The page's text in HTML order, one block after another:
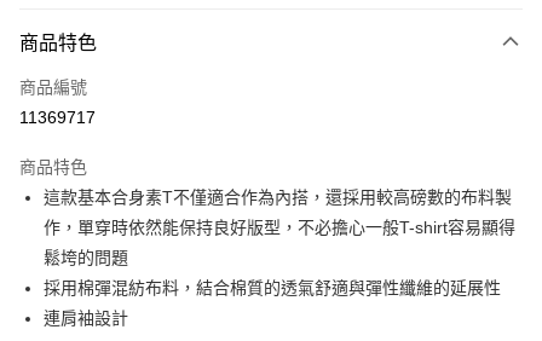
信用卡一次付款
信用卡分期付款
合作金庫商業銀行
華南商業銀行
彰化商業銀行
上海商業儲蓄銀行
台北富邦商業銀行
國泰世華商業銀行
臺灣中小企業銀行
台中商業銀行
匯豐（台灣）商業銀行
聯邦商業銀行
6 期 0 利率 每期
華南商業銀行
彰化商業銀行
上海商業儲蓄銀行
國泰世華商業銀行
兆豐國際商業銀行
臺灣中小企業銀行
Apple Pay
街口支付
ATM付款
商品特色
商品編號
11369717
商品特色
這款基本合身素T不僅適合作為內搭，還採用較高磅數的布料製
作，單穿時依然能保持良好版型，不必擔心一般T-shirt容易顯得
鬆垮的問題
採用棉彈混紡布料，結合棉質的透氣舒適與彈性纖維的延展性
連肩袖設計